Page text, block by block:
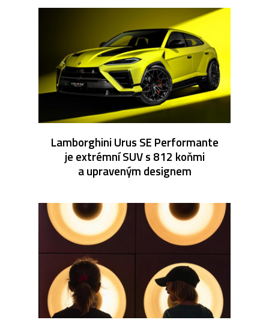
Lamborghini Urus SE Performante
je extrémní SUV s 812 koňmi
a upraveným designem